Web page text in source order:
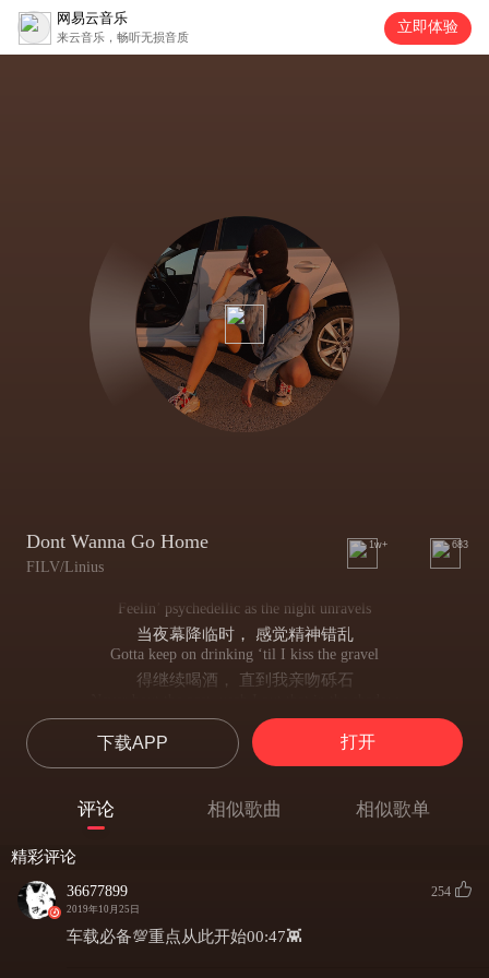
网易云音乐
来云音乐，畅听无损音质
立即体验
Dont Wanna Go Home
FILV/Linius
1w+ 683
Feelin’ psychedellic as the night unravels
‎当夜幕降临时， 感觉精神错乱‎
Gotta keep on drinking ‘til I kiss the gravel
‎得继续喝酒， 直到我亲吻砾石‎
‎永远不要过去， 是的， 我把它放在阴影里‎
Time to own the night, like my name is Jimmy Fallon
‎是时候拥有这个夜晚了， 就像我的名字是吉米 · 法伦‎
‎我们一直一直坚持到日出， 喝醉了， 我甚至看不到俱乐部的灯光‎
New Year’s everyday, what the **** I’m thinking?
What else can you expect from these humble beginnings?
下载APP 打开
评论 相似歌曲 相似歌单
精彩评论
36677899
2019年10月25日
254
车载必备💯重点从此开始00:47👾